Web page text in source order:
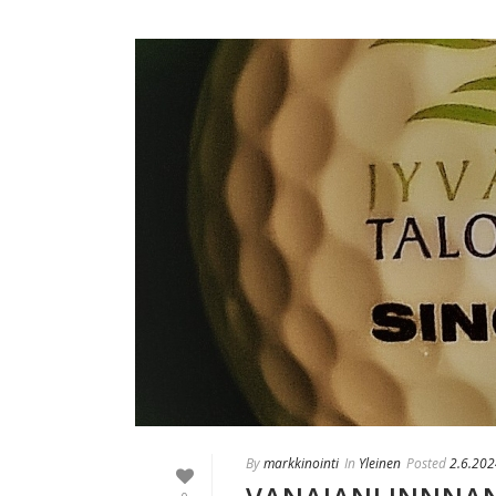
Bymarkkinointi In Yleinen Posted